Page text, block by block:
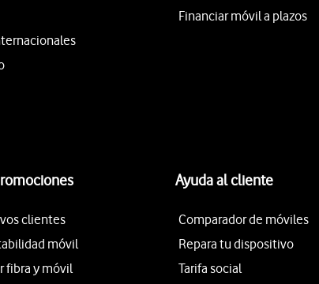
Financiar móvil a plazos
clientes
móvil
fibra y móvil
Ayuda al cliente
Comparador de móviles
Repara tu dispositivo
Tarifa social